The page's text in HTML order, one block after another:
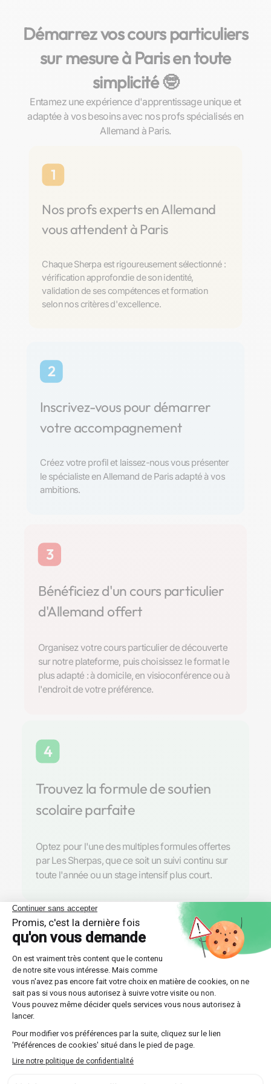
Démarrez vos cours particuliers
sur mesure à Paris en toute
simplicité 🤓​
Entamez une expérience d'apprentissage unique et
adaptée à vos besoins avec nos profs spécialisés en
Allemand à Paris.
1
Nos profs experts en Allemand
vous attendent à Paris
Chaque Sherpa est rigoureusement sélectionné :
vérification approfondie de son identité,
validation de ses compétences et formation
selon nos critères d'excellence.
2
Inscrivez-vous pour démarrer
votre accompagnement
Créez votre profil et laissez-nous vous présenter
le spécialiste en Allemand de Paris adapté à vos
ambitions.
3
Bénéficiez d'un cours particulier
d'Allemand offert
Organisez votre cours particulier de découverte
sur notre plateforme, puis choisissez le format le
plus adapté : à domicile, en visioconférence ou à
l'endroit de votre préférence.
4
Trouvez la formule de soutien
scolaire parfaite
Optez pour l'une des multiples formules offertes
par Les Sherpas, que ce soit un suivi continu sur
toute l'année ou un stage intensif plus court.
Découvrir nos professeurs
posées par nos futurs élèves
🔍